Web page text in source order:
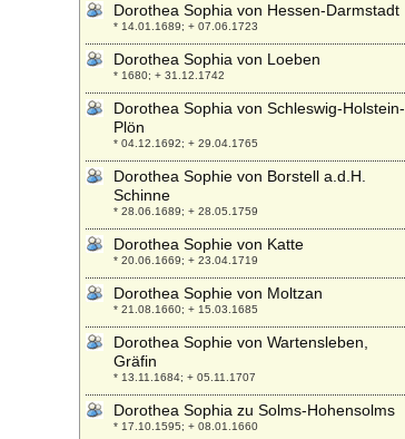
Dorothea Sophia von Hessen-Darmstadt
* 14.01.1689; + 07.06.1723
Dorothea Sophia von Loeben
* 1680; + 31.12.1742
Dorothea Sophia von Schleswig-Holstein-
Plön
* 04.12.1692; + 29.04.1765
Dorothea Sophie von Borstell a.d.H.
Schinne
* 28.06.1689; + 28.05.1759
Dorothea Sophie von Katte
* 20.06.1669; + 23.04.1719
Dorothea Sophie von Moltzan
* 21.08.1660; + 15.03.1685
Dorothea Sophie von Wartensleben,
Gräfin
* 13.11.1684; + 05.11.1707
Dorothea Sophia zu Solms-Hohensolms
* 17.10.1595; + 08.01.1660